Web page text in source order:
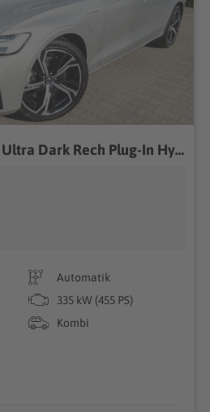
Volvo V60 Kombi T8 Ultra Dark Rech Plug-In Hybrid AWD
Automatik
335 kW (455 PS)
Kombi